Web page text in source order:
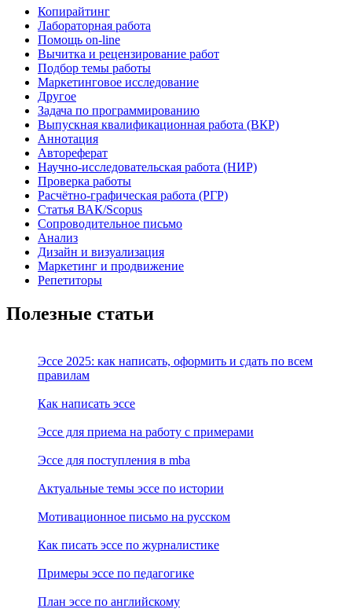
Копирайтинг
Лабораторная работа
Помощь on-line
Вычитка и рецензирование работ
Подбор темы работы
Маркетинговое исследование
Другое
Задача по программированию
Выпускная квалификационная работа (ВКР)
Аннотация
Автореферат
Научно-исследовательская работа (НИР)
Проверка работы
Расчётно-графическая работа (РГР)
Статья ВАК/Scopus
Сопроводительное письмо
Анализ
Дизайн и визуализация
Маркетинг и продвижение
Репетиторы
Полезные статьи
Эссе 2025: как написать, оформить и сдать по всем
правилам
Как написать эссе
Эссе для приема на работу с примерами
Эссе для поступления в mba
Актуальные темы эссе по истории
Мотивационное письмо на русском
Как писать эссе по журналистике
Примеры эссе по педагогике
План эссе по английскому